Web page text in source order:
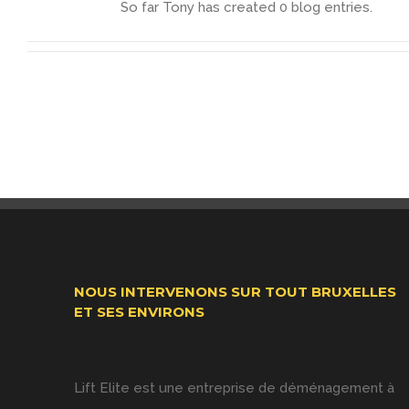
So far Tony has created 0 blog entries.
NOUS INTERVENONS SUR TOUT BRUXELLES
ET SES ENVIRONS
Lift Elite est une entreprise de déménagement à